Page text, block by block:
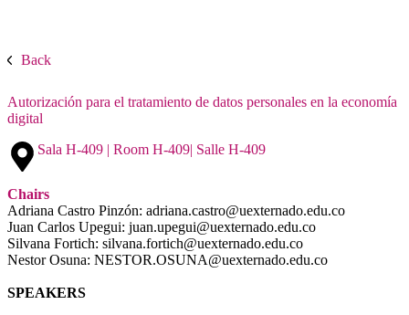
Back
Autorización para el tratamiento de datos personales en la economía
digital
Sala H-409 | Room H-409| Salle H-409
Chairs
Adriana Castro Pinzón: adriana.castro@uexternado.edu.co
Juan Carlos Upegui: juan.upegui@uexternado.edu.co
Silvana Fortich: silvana.fortich@uexternado.edu.co
Nestor Osuna: NESTOR.OSUNA@uexternado.edu.co
SPEAKERS